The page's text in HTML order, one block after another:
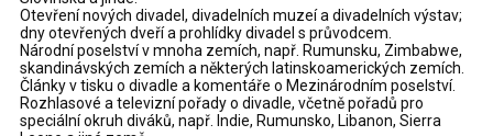
Otevření nových divadel, divadelních muzeí a divadelních výstav;
dny otevřených dveří a prohlídky divadel s průvodcem.
Národní poselství v mnoha zemích, např. Rumunsku, Zimbabwe,
skandinávských zemích a některých latinskoamerických zemích.
Články v tisku o divadle a komentáře o Mezinárodním poselství.
Rozhlasové a televizní pořady o divadle, včetně pořadů pro
speciální okruh diváků, např. Indie, Rumunsko, Libanon, Sierra